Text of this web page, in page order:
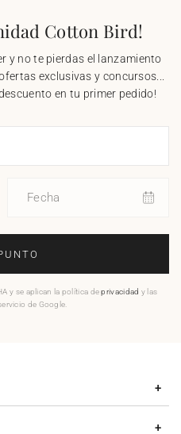
Cotton Bird!
y no te pierdas el lanzamiento
exclusivas y concursos...
en tu primer pedido!
Fecha
y se aplican la política deprivacidad y las
de Google.